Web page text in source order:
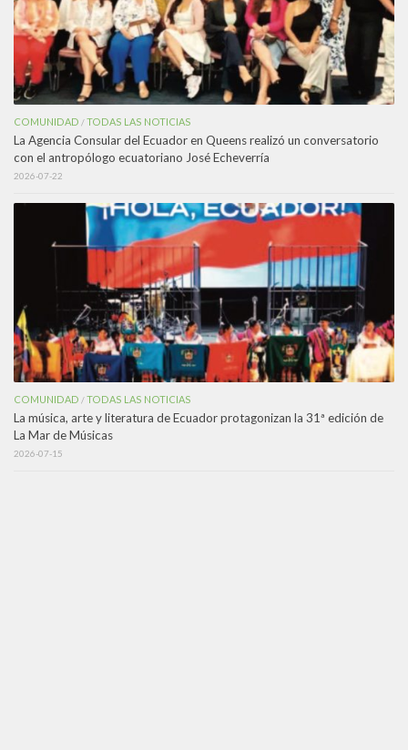
COMUNIDAD /TODAS LAS NOTICIAS
La Agencia Consular del Ecuador en Queens realizó un conversatorio
con el antropólogo ecuatoriano José Echeverría
2026-07-22
COMUNIDAD /TODAS LAS NOTICIAS
La música, arte y literatura de Ecuador protagonizan la 31ª edición de
La Mar de Músicas
2026-07-15